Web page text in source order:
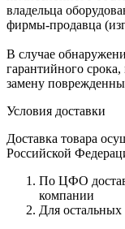
владельца
фирмы-продавца
В случае
гарантийного
замену
Условия доставки
Доставка товара
Российской
По ЦФО
компании
Для